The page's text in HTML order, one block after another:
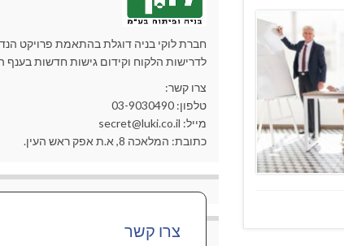
חברת לוקי בניה דוגלת בהתאמת פרויקט
לדרישות הלקוח וקידום גישות חדשות בענף
צרו קשר:
טלפון: 03-9030490
מייל: secret@luki.co.il
כתובת: המלאכה 8, א.ת אפק ראש העין.
צרו קשר